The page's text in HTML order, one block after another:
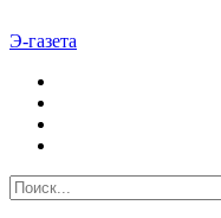
Э-газета